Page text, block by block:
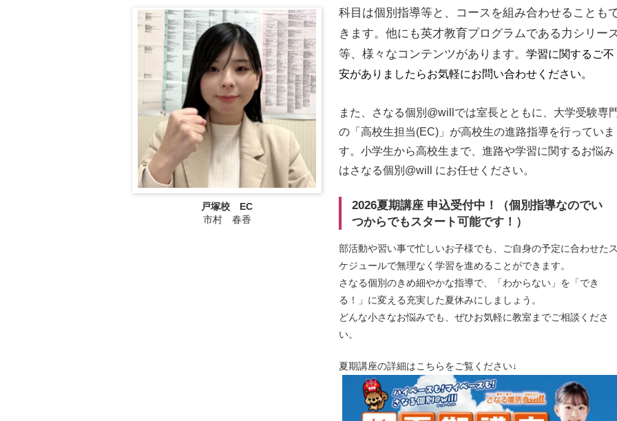
戸塚校 EC
市村 春香
科目は個別指導等と、コースを組み合わせることも
きます。他にも英才教育プログラムである力シリー
等、様々なコンテンツがあります。 学習に関するご不
安がありましたらお気軽にお問い合わせください。
また、さなる個別@willでは室長とともに、大学受験専
の「高校生担当(EC)」が高校生の進路指導を行っていま
す。小学生から高校生まで、進路や学習に関するお悩み
はさなる個別@will にお任せください。
2026夏期講座 申込受付中！（個別指導なのでい
つからでもスタート可能です！）
部活動や習い事で忙しいお子様でも、ご自身の予定に合わせた
ケジュールで無理なく学習を進めることができます。
さなる個別のきめ細やかな指導で、「わからない」を「でき
る！」に変える充実した夏休みにしましょう。
どんな小さなお悩みでも、ぜひお気軽に教室までご相談くださ
い。
夏期講座の詳細はこちらをご覧ください↓